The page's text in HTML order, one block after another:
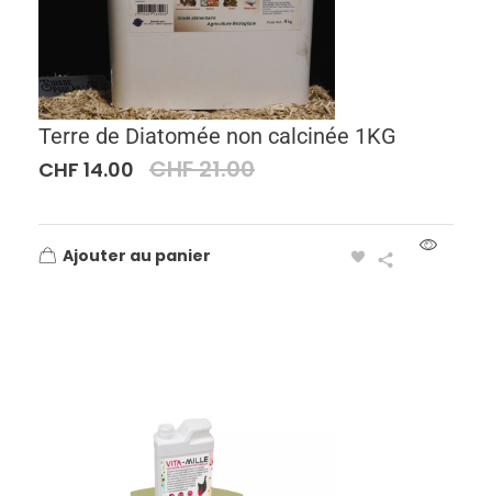
Terre de Diatomée non calcinée 1KG
CHF 14.00 CHF21.00
Ajouter au panier